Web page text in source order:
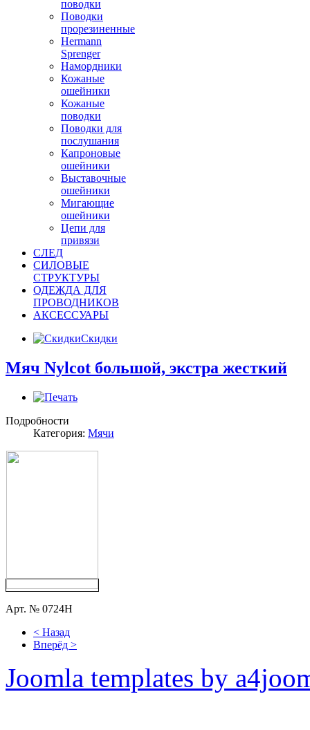
поводки
Поводки
прорезиненные
Hermann
Sprenger
Намордники
Кожаные
ошейники
Кожаные
поводки
Поводки для
послушания
Капроновые
ошейники
Выставочные
ошейники
Мигающие
ошейники
Цепи для
привязи
СЛЕД
СИЛОВЫЕ
СТРУКТУРЫ
ОДЕЖДА ДЛЯ
ПРОВОДНИКОВ
АКСЕССУАРЫ
Скидки
Мяч Nylcot большой, экстра жесткий
Подробности
Категория: Мячи
Арт. № 0724H
< Назад
Вперёд >
Joomla templates by